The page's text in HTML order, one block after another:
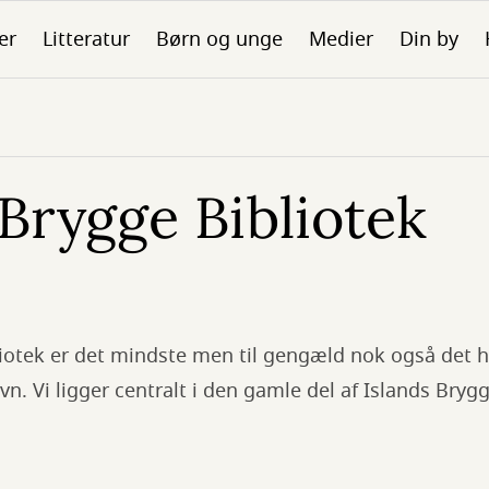
Litteratur Børn og unge Medier Din by
Bibliotek
er det mindste men til gengæld nok også det
Vi ligger centralt i den gamle del af Islands